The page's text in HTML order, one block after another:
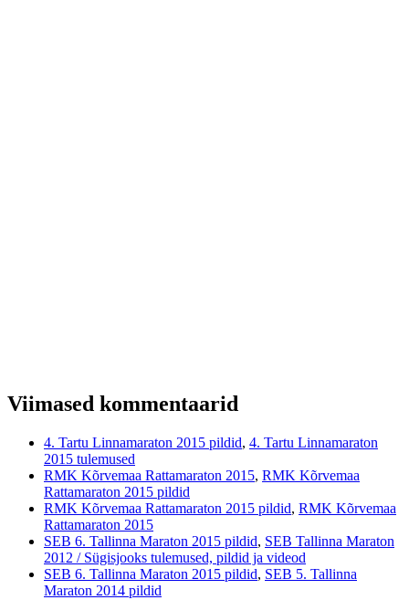
Viimased kommentaarid
4. Tartu Linnamaraton 2015 pildid, 4. Tartu Linnamaraton
2015 tulemused
RMK Kõrvemaa Rattamaraton 2015, RMK Kõrvemaa
Rattamaraton 2015 pildid
RMK Kõrvemaa Rattamaraton 2015 pildid, RMK Kõrvemaa
Rattamaraton 2015
SEB 6. Tallinna Maraton 2015 pildid, SEB Tallinna Maraton
2012 / Sügisjooks tulemused, pildid ja videod
SEB 6. Tallinna Maraton 2015 pildid, SEB 5. Tallinna
Maraton 2014 pildid